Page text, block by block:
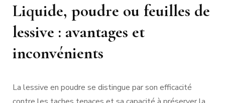
Liquide, poudre ou feuilles de
lessive : avantages et
inconvénients
La lessive en poudre se distingue par son efficacité